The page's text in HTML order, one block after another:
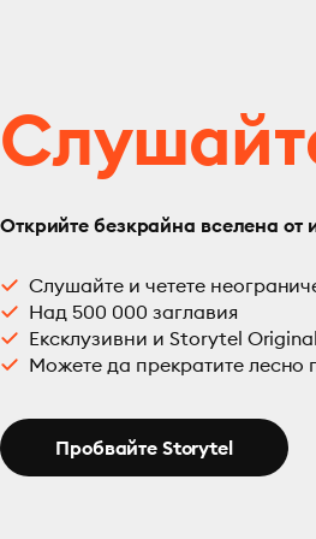
Открийте безкрайна вселена от
Слушайте и четете
Над 500 000 заглавия
Ексклузивни и Storytel
Можете да прекратите лесно
Пробвайте Storytel